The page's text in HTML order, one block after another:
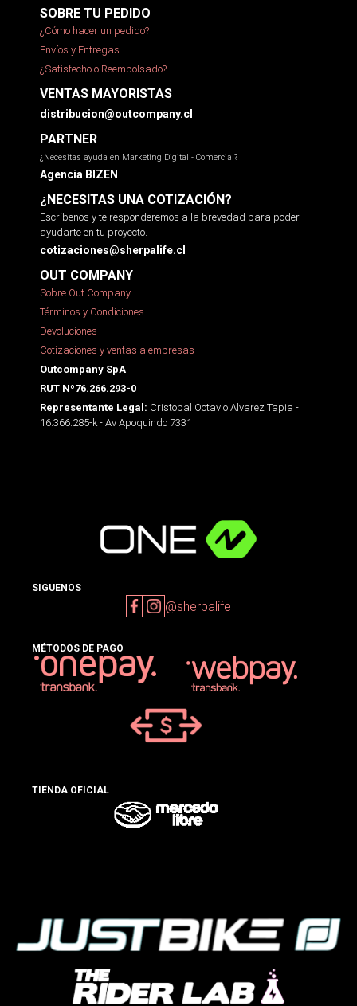
SOBRE TU PEDIDO
¿Cómo hacer un pedido?
Envíos y Entregas
¿Satisfecho o Reembolsado?
VENTAS MAYORISTAS
distribucion@outcompany.cl
PARTNER
¿Necesitas ayuda en Marketing Digital - Comercial?
Agencia BIZEN
¿NECESITAS UNA COTIZACIÓN?
Escríbenos y te responderemos a la brevedad para poder
ayudarte en tu proyecto.
cotizaciones@sherpalife.cl
OUT COMPANY
Sobre Out Company
Términos y Condiciones
Devoluciones
Cotizaciones y ventas a empresas
Outcompany SpA
RUT Nº76.266.293-0
Representante Legal: Cristobal Octavio Alvarez Tapia -
16.366.285-k - Av Apoquindo 7331
SIGUENOS
@sherpalife
MÉTODOS DE PAGO
TIENDA OFICIAL